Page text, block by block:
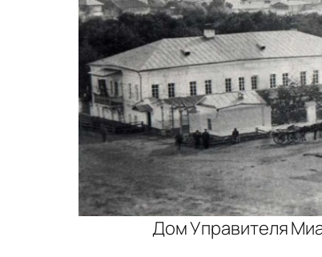
Дом Управителя